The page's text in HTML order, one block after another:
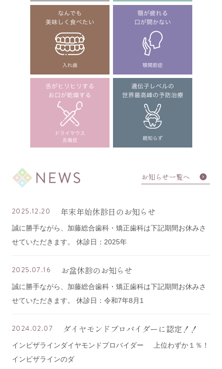
お知らせ一覧へ
2025.12.20 年末年始休診日のお知らせ
誠に勝手ながら、加藤総合歯科・矯正歯科は下記期間お休みさ
せていただきます。 休診日：2025年
2025.07.16 お盆休診のお知らせ
誠に勝手ながら、加藤総合歯科・矯正歯科は下記期間お休みさ
せていただきます。 休診日：令和7年8月1
2024.02.07 ダイヤモンドプロバイダーに認定！！
インビザラインダイヤモンドプロバイダー 上位わずか１％！
インビザラインのダ